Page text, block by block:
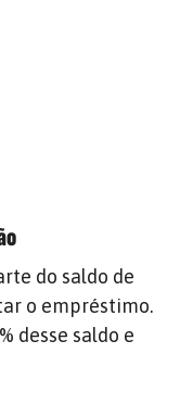
do saldo de
o empréstimo.
desse saldo e